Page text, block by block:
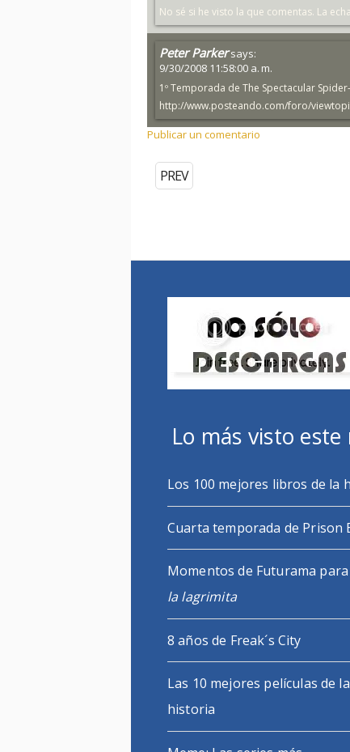
No sé si he visto la que comentas. La
Peter Parker says:
9/30/2008 11:58:00 a. m.
1º Temporada de The Spectacular
http://www.posteando.com/foro/
Publicar un comentario
PREV
Lo más visto este
Los 100 mejores libros de la
Cuarta temporada de Prison
Momentos de Futurama para
la lagrimita
8 años de Freak´s City
Las 10 mejores películas de la
historia